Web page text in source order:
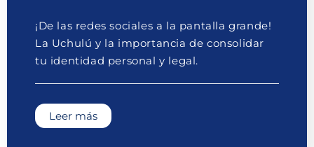
¡De las redes sociales a la pantalla grande!
La Uchulú y la importancia de consolidar
tu identidad personal y legal.
Leer más